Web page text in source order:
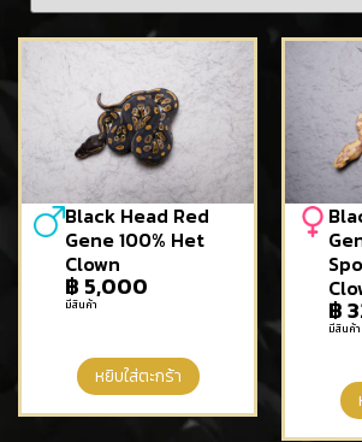
Black Head Red
Gene 100% Het
Clown
฿ 5,000
มีสินค้า
หยิบใส่ตะกร้า
฿
มีสินค้า